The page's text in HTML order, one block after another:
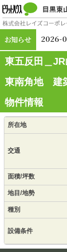
お知らせ 2026-
東五反田＿
東南角地 建
物件情報
所在地
交通
面積/坪数
地目/地勢
種別
設備条件